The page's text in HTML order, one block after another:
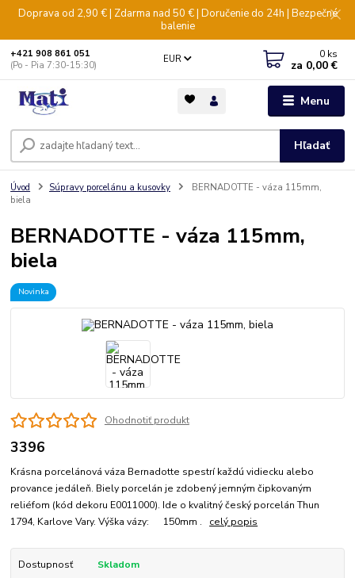
Doprava od 2,90 € | Zdarma nad 50 € | Doručenie do 24h | Bezpečné
balenie
Menu
EUR
Hľadať
+421 908 861 051
(Po - Pia 7:30-15:30)
0 ks
za 0,00 €
Úvod Súpravy porcelánu a kusovky
BERNADOTTE - váza 115mm,
biela
BERNADOTTE - váza 115mm,
biela
Novinka
Ohodnotiť produkt
3396
Krásna porcelánová váza Bernadotte spestrí každú vidiecku alebo
provance jedáleň. Biely porcelán je zdobený jemným čipkovaným
reliéfom (kód dekoru E0011000). Ide o kvalitný český porcelán Thun
1794, Karlove Vary. Výška vázy: 150mm . celý popis
Dostupnosť Skladom